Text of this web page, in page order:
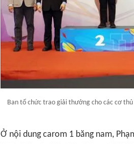
Ban tổ chức trao giải thưởng cho các cơ
Ở nội dung carom 1 băng nam,